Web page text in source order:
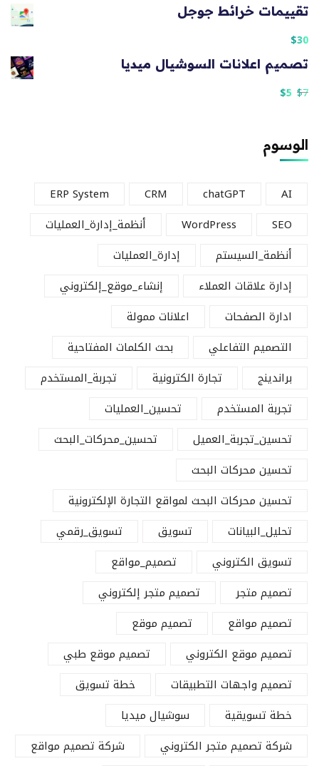
تقييمات خرائط جوجل
$30
تصميم اعلانات السوشيال ميديا
$7
$5
الوسوم
AI
chatGPT
CRM
ERP System
SEO
WordPress
أنظمة_إدارة_العمليات
أنظمة_السيستم
إدارة_العمليات
إدارة علاقات العملاء
إنشاء_موقع_إلكتروني
ادارة الصفحات
اعلانات ممولة
التصميم التفاعلي
بحث الكلمات المفتاحية
براندينج
تجارة الكترونية
تجربة_المستخدم
تجربة المستخدم
تحسين_العمليات
تحسين_تجربة_العميل
تحسين_محركات_البحث
تحسين محركات البحث
تحسين محركات البحث لمواقع التجارة الإلكترونية
تحليل_البيانات
تسويق
تسويق_رقمي
تسويق الكتروني
تصميم_مواقع
تصميم متجر
تصميم متجر إلكتروني
تصميم مواقع
تصميم موقع
تصميم موقع الكتروني
تصميم موقع طبي
تصميم واجهات التطبيقات
خطة تسويق
خطة تسويقية
سوشيال ميديا
شركة تصميم متجر الكتروني
شركة تصميم مواقع